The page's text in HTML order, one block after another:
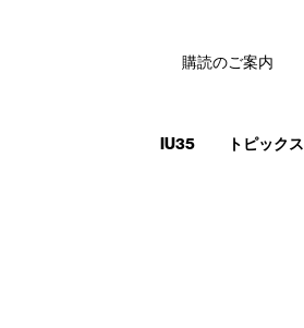
IU35 トピックス
購読のご案内